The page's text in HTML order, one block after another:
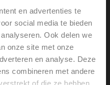
en advertenties te
social media te bieden
Ook delen we
onze site met onze
en analyse. Deze
combineren met andere
of die ze hebben
with five terminal
units, branches, and the
valve that allows
The Simulator
the system needs to be
of the valve could
main purpose of Belimo